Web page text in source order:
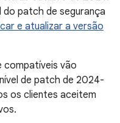
patch de segurança
e atualizar a versão
compatíveis vão
de patch de 2024-
os clientes aceitem